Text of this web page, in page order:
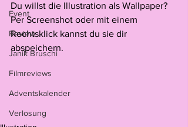
Event
Review
Janik Bruschi
Filmreviews
Adventskalender
Verlosung
Du willst die Illustration als Wallpaper?
Per Screenshot oder mit einem
Rechtsklick kannst du sie dir
abspeichern.